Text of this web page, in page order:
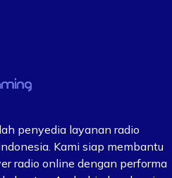
penyedia layanan radio
Kami siap membantu
radio online dengan performa